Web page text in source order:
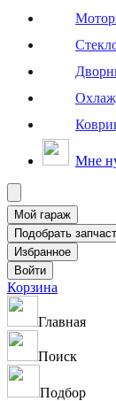
Мне
Корзина
Главная
Поиск
Подбор